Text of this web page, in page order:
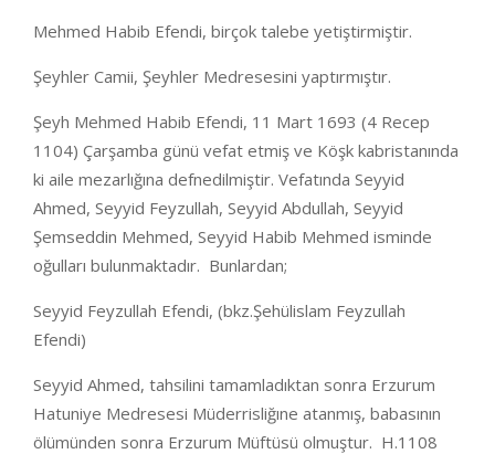
Mehmed Habib Efendi, birçok talebe yetiştirmiştir.
Şeyhler Camii, Şeyhler Medresesini yaptırmıştır.
Şeyh Mehmed Habib Efendi, 11 Mart 1693 (4 Recep
1104) Çarşamba günü vefat etmiş ve Köşk kabristanında
ki aile mezarlığına defnedilmiştir. Vefatında Seyyid
Ahmed, Seyyid Feyzullah, Seyyid Abdullah, Seyyid
Şemseddin Mehmed, Seyyid Habib Mehmed isminde
oğulları bulunmaktadır. Bunlardan;
Seyyid Feyzullah Efendi, (bkz.Şehülislam Feyzullah
Efendi)
Seyyid Ahmed, tahsilini tamamladıktan sonra Erzurum
Hatuniye Medresesi Müderrisliğıne atanmış, babasının
ölümünden sonra Erzurum Müftüsü olmuştur. H.1108